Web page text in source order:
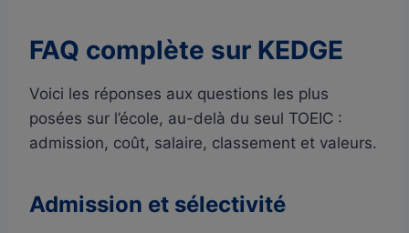
FAQ complète sur KEDGE
Voici les réponses aux questions les plus
posées sur l’école, au-delà du seul TOEIC :
admission, coût, salaire, classement et valeurs.
Admission et sélectivité